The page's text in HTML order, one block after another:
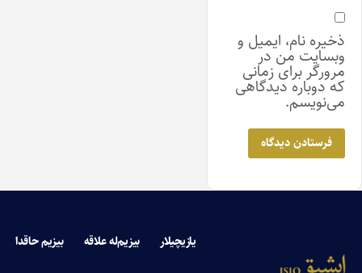
ذخیره نام، ایمیل و
وبسایت من در
مرورگر برای زمانی
که دوباره دیدگاهی
می‌نویسم.
یازیچیلار بیزیم‌له علاقه بیزیم حاقدا